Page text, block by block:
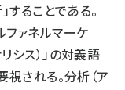
することである。
ファネルマーケ
シス）」の対義語
視される。分析（ア